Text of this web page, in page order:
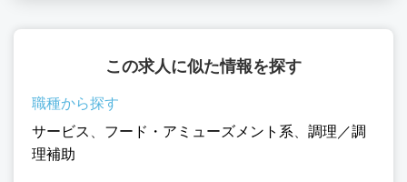
この求人に似た情報を探す
職種から探す
サービス
フード・アミューズメント系
調理／調
理補助